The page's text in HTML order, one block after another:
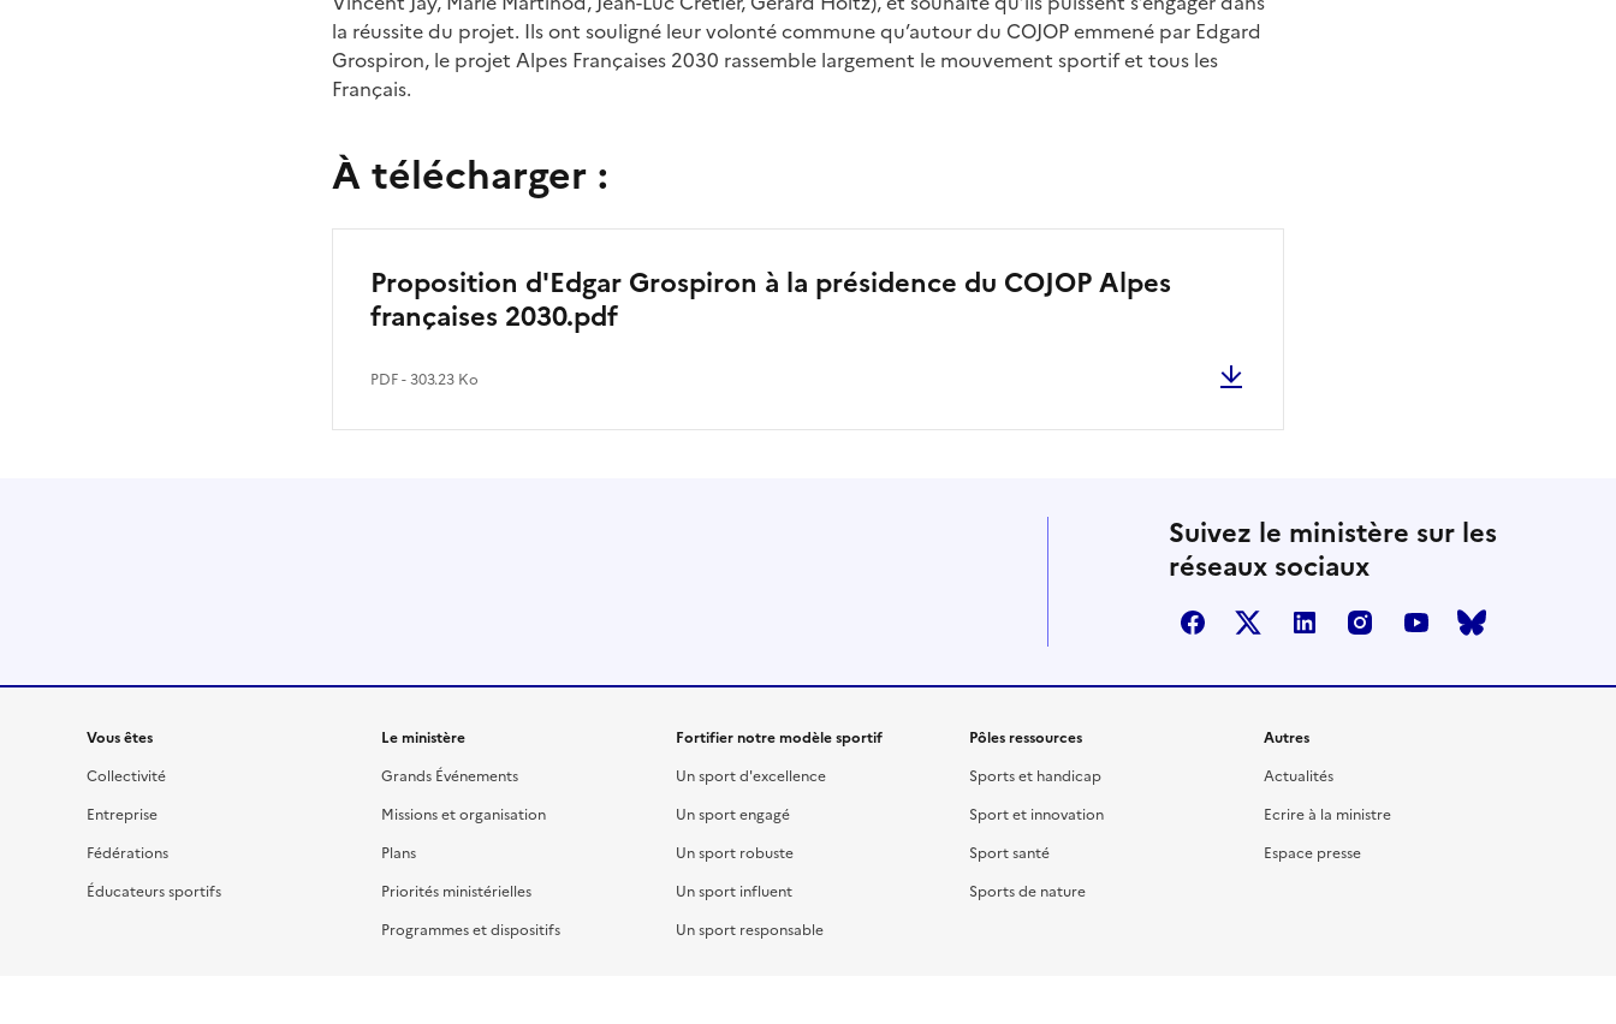
la réussite du projet. Ils ont souligné leur volonté communequ’autour du COJOP emmené par Edgard
Grospiron, le projet Alpes Françaises 2030 rassemble largement le mouvement sportif et tous les
Français.
À télécharger :
Proposition d'Edgar Grospiron à la présidence du COJOP Alpes
françaises 2030.pdf
PDF - 303.23 Ko
Suivez le ministère sur les
réseaux sociaux
facebooktwitter linkedin instagramyoutube
LiensVous êtes
Collectivité
Entreprise
Fédérations
Éducateurs sportifs
Le ministère
Grands Événements
Missions et organisation
Plans
Priorités ministérielles
Programmes et dispositifs
Fortifier notre modèle sportif
Un sport d'excellence
Un sport engagé
Un sport robuste
Un sport influent
Un sport responsable
Pôles ressources
Sports et handicap
Sport et innovation
Sport santé
Sports de nature
Autres
Actualités
Ecrire à la ministre
Espace presse